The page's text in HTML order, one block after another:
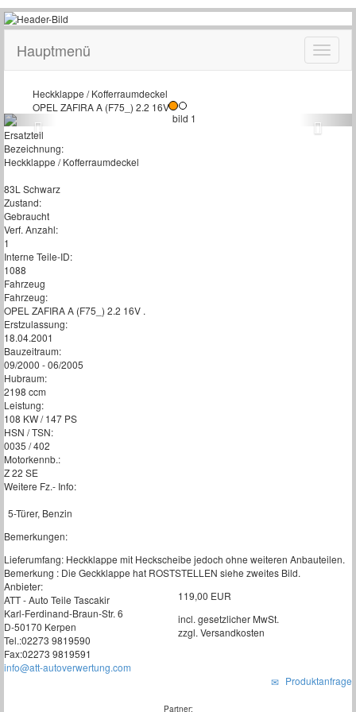
Hauptmenü
Heckklappe / Kofferraumdeckel
OPEL ZAFIRA A (F75_) 2.2 16V
Ersatzteil
Bezeichnung:
Heckklappe / Kofferraumdeckel
83L Schwarz
Zustand:
Gebraucht
Verf. Anzahl:
1
Interne Teile-ID:
1088
Fahrzeug
Fahrzeug:
OPEL ZAFIRA A (F75_) 2.2 16V .
Erstzulassung:
18.04.2001
Bauzeitraum:
09/2000 - 06/2005
Hubraum:
2198 ccm
Leistung:
108 KW / 147 PS
HSN / TSN:
0035 / 402
Motorkennb.:
Z 22 SE
Weitere Fz.- Info:
5-Türer, Benzin
Bemerkungen:
Lieferumfang: Heckklappe mit Heckscheibe jedoch ohne weiteren Anbauteilen.
Bemerkung : Die Geckklappe hat ROSTSTELLEN siehe zweites Bild.
Anbieter:
ATT - Auto Teile Tascakir
Karl-Ferdinand-Braun-Str. 6
D-50170 Kerpen
Tel.:02273 9819590
Fax:02273 9819591
info@att-autoverwertung.com
119,00 EUR
incl. gesetzlicher MwSt.
zzgl. Versandkosten
Produktanfrage
Partner: